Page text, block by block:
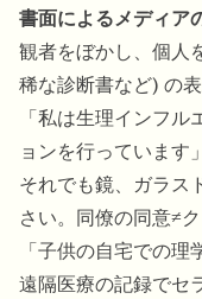
書面によるメディア
観者をぼかし、個人
稀な診断書など) の
「私は生理インフ
ョンを行っています」
それでも鏡、ガラス
さい。同僚の同意≠
「子供の自宅での理
遠隔医療の記録でセ